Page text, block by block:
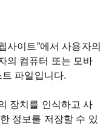
사이트”에서 사용자의
의 컴퓨터 또는 모바
파일입니다.
장치를 인식하고 사
정보를 저장할 수 있